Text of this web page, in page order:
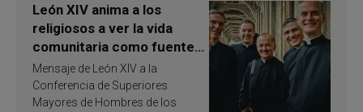
León XIV anima a los
religiosos a ver la vida
comunitaria como fuente
de inspiración y
santificación
Mensaje de León XIV a la
Conferencia de Superiores
Mayores de Hombres de los